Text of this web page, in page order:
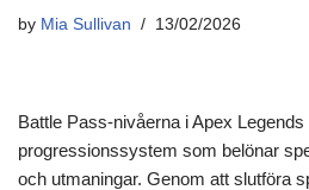
by Mia Sullivan 13/02/2026
Battle Pass-nivåerna i Apex
progressionssystem som belönar
och utmaningar. Genom att slutföra